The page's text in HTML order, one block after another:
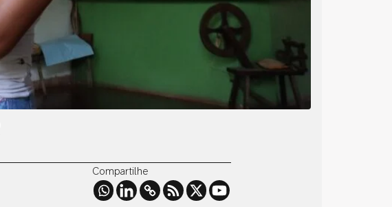
Compartilhe